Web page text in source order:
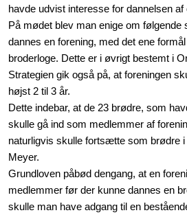
havde udvist interesse for dannelsen af
På mødet blev man enige om følgende
dannes en forening, med det ene
broderloge. Dette er i øvrigt bestemt i
Strategien gik også på, at foreningen
højst 2 til 3 år.
Dette indebar, at de 23 brødre, som
skulle gå ind som medlemmer af
naturligvis skulle fortsætte som brødre i
Meyer.
Grundloven påbød dengang, at en
medlemmer før der kunne dannes en
skulle man have adgang til en